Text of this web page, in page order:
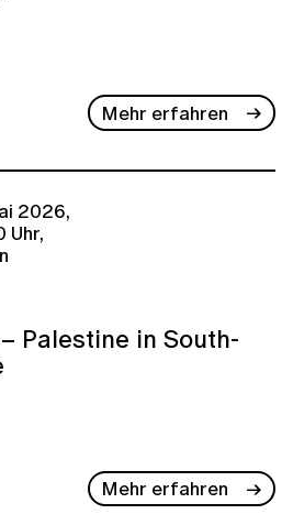
Mehr erfahren
2026,
Uhr,
Palestine in South-
Mehr erfahren